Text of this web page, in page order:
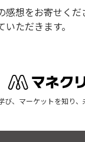
感想をお寄せく
ただきます。
び、マーケットを知り、